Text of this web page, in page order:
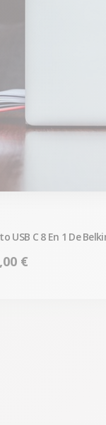
C 8 En 1 De
€